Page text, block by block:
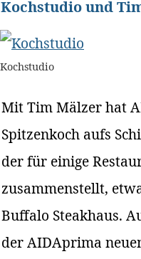
Kochstudio und
Kochstudio
Mit Tim Mälzer hat
Spitzenkoch aufs
der für einige
zusammenstellt,
Buffalo Steakhaus.
der AIDAprima